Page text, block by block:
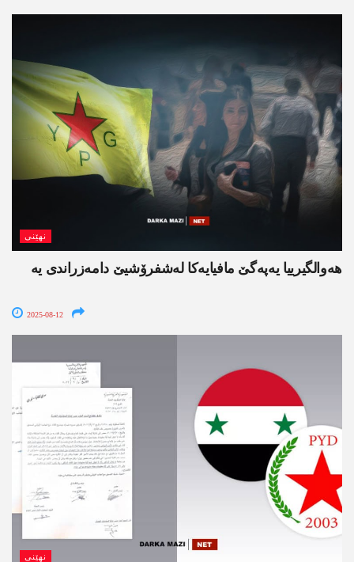
نھێنی
هه‌والگیرییا یه‌په‌گێ مافیایه‌كا له‌شفرۆشیێ دامه‌زراندی یه‌
2025-08-12
نھێنی